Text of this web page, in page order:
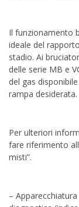
Il funzionamento
ideale del
stadio. Ai
delle serie MB e
del gas
rampa desiderata.
Per ulteriori
fare riferimento
misti”.
–